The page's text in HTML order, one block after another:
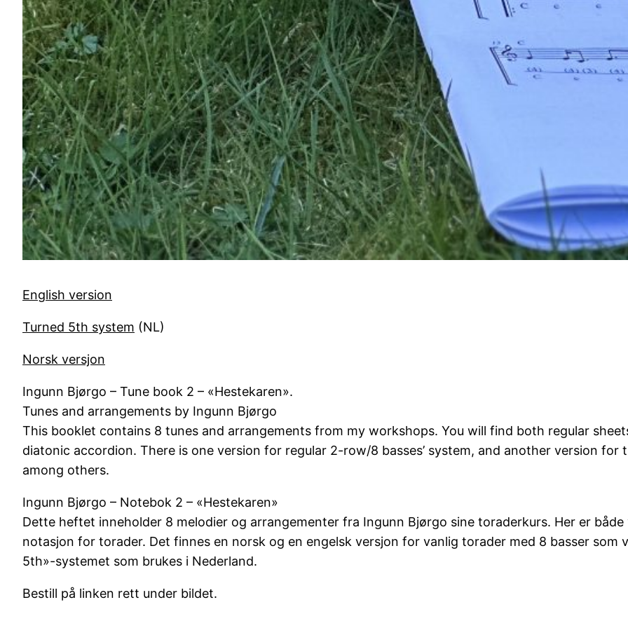
English version
Turned 5th system (NL)
Norsk versjon
Ingunn Bjørgo – Tune book 2 – «Hestekaren».
Tunes and arrangements by Ingunn Bjørgo
This booklet contains 8 tunes and arrangements from my workshops. You will find both regular
diatonic accordion. There is one version for regular 2-row/8 basses’ system, and another version for
among others.
Ingunn Bjørgo – Notebok 2 – «Hestekaren»
Dette heftet inneholder 8 melodier og arrangementer fra Ingunn Bjørgo sine toraderkurs. Her er
notasjon for torader. Det finnes en norsk og en engelsk versjon for vanlig torader med 8 basser
5th»-systemet som brukes i Nederland.
Bestill på linken rett under bildet.